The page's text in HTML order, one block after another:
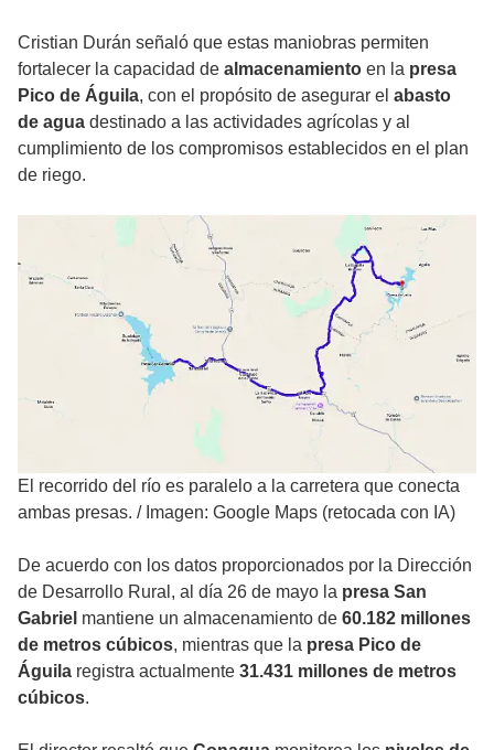
Cristian Durán señaló que estas maniobras permiten
fortalecer la capacidad de almacenamiento en la presa
Pico de Águila, con el propósito de asegurar el abasto
de agua destinado a las actividades agrícolas y al
cumplimiento de los compromisos establecidos en el plan
de riego.
El recorrido del río es paralelo a la carretera que conecta
ambas presas. / Imagen: Google Maps (retocada con IA)
De acuerdo con los datos proporcionados por la Dirección
de Desarrollo Rural, al día 26 de mayo la presa San
Gabriel mantiene un almacenamiento de 60.182 millones
de metros cúbicos, mientras que la presa Pico de
Águila registra actualmente 31.431 millones de metros
cúbicos.